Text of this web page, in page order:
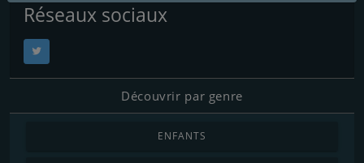
Réseaux sociaux
Découvrir par genre
ENFANTS